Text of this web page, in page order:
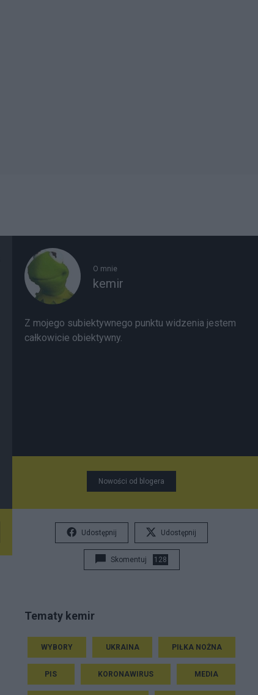
O mnie
kemir
Z mojego subiektywnego punktu widzenia jestem
całkowicie obiektywny.
Nowości od blogera
Udostępnij Udostępnij
Skomentuj 128
Tematy kemir
WYBORY UKRAINA PIŁKA NOŻNA
PIS KORONAWIRUS MEDIA